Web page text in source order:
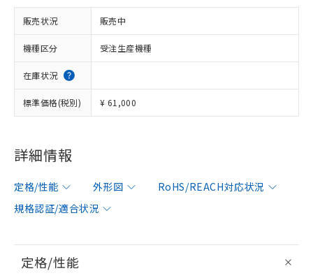
販売状況 販売中
機種区分 受注生産機種
在庫状況
標準価格(税別) ¥ 61,000
詳細情報
定格/性能 外形図
RoHS/REACH対応状況
規格認証/適合状況
定格/性能